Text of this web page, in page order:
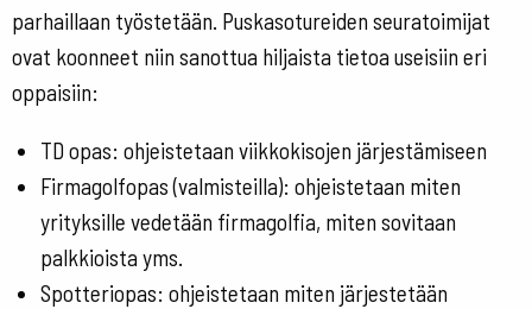
parhaillaan työstetään. Puskasotureiden seuratoimijat
ovat koonneet niin sanottua hiljaista tietoa useisiin eri
oppaisiin:
TD opas: ohjeistetaan viikkokisojen järjestämiseen
Firmagolfopas (valmisteilla): ohjeistetaan miten
yrityksille vedetään firmagolfia, miten sovitaan
palkkioista yms.
Spotteriopas: ohjeistetaan miten järjestetään